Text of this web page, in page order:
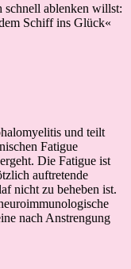
schnell ablenken willst:
Schiff ins Glück«
und teilt
Fatigue
Die Fatigue ist
auftretende
nicht zu beheben ist.
nach Anstrengung